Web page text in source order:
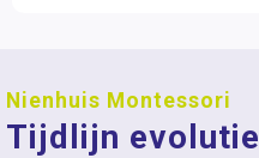
Nienhuis Montessori
Tijdlijn evolutie